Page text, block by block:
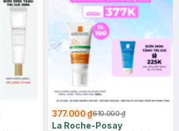
377.000 ₫610.000 ₫
La Roche-Posay